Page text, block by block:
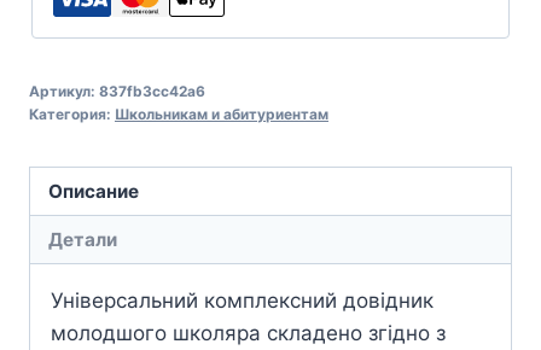
Артикул: 837fb3cc42a6
Категория: Школьникам и абитуриентам
Описание
Детали
Універсальний комплексний довідник
молодшого школяра складено згідно з